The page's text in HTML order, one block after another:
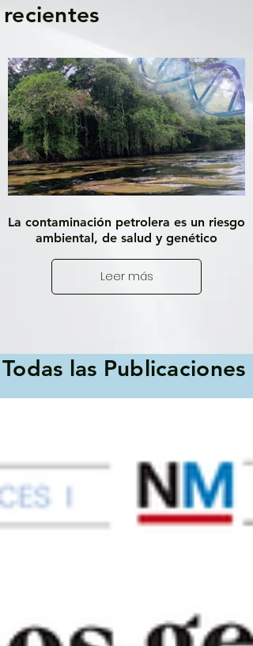
recientes
La contaminación petrolera es un riesgo
ambiental, de salud y genético
Leer más
Todas las Publicaciones